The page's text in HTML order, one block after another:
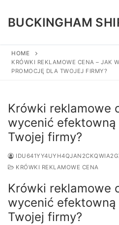
content
BUCKINGHAM
Search
HOME
KRÓWKI REKLAMOWE CENA – JAK
PROMOCJĘ DLA TWOJEJ FIRMY?
Krówki reklamowe
wycenić
Twojej firmy?
KRÓWKI REKLAMOWE CENA
Krówki reklamowe
wycenić
Twojej firmy?